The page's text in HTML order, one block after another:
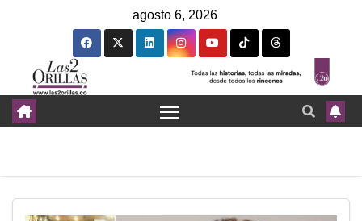
agosto 6, 2026